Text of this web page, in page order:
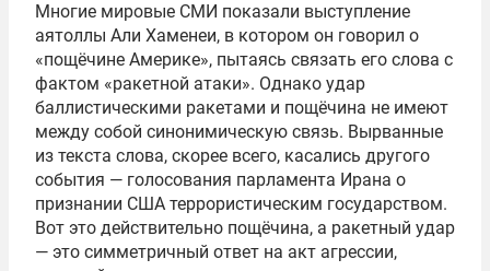
Многие мировые СМИ показали выступление
аятоллы Али Хаменеи, в котором он говорил о
«пощёчине Америке», пытаясь связать его слова с
фактом «ракетной атаки». Однако удар
баллистическими ракетами и пощёчина не имеют
между собой синонимическую связь. Вырванные
из текста слова, скорее всего, касались другого
события — голосования парламента Ирана о
признании США террористическим государством.
Вот это действительно пощёчина, а ракетный удар
— это симметричный ответ на акт агрессии,